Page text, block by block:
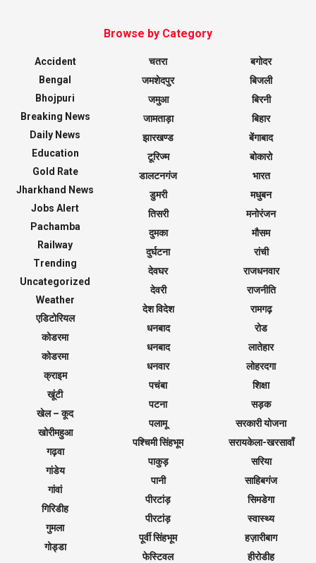
Browse by Category
Accident
Bengal
Bhojpuri
Breaking News
Daily News
Education
Gold Rate
Jharkhand News
Jobs Alert
Pachamba
Railway
Trending
Uncategorized
Weather
एडिटोरियल
कोडरमा
कोडरमा
क्राइम
खूंटी
खेल – कूद
खोरीमहुआ
गढ़वा
गांडेय
गांवां
गिरिडीह
गुमला
गोड्डा
चतरा
जमशेदपुर
जमुआ
जामताड़ा
झारखण्ड
टूरिज्म
डालटनगंज
डुमरी
तिसरी
दुमका
दुर्घटना
देवघर
देवरी
देश विदेश
धनबाद
धनबाद
धनवार
पचंबा
पटना
पलामू
पश्चिमी सिंहभूम
पाकुड़
पानी
पीरटांड़
पीरटांड़
पूर्वी सिंहभूम
फेस्टिवल
बगोदर
बिजली
बिरनी
बिहार
बेंगाबाद
बोकारो
भारत
मधुबन
मनोरंजन
मौसम
रांची
राजधनवार
राजनीति
रामगढ़
रोड
लातेहार
लोहरदगा
शिक्षा
सड़क
सरकारी योजना
सरायकेला-खरसावाँ
सरिया
साहिबगंज
सिमडेगा
स्वास्थ्य
हज़ारीबाग
हीरोडीह